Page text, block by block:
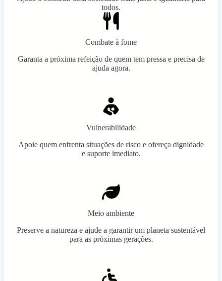
todos.
Combate à fome
Garanta a próxima refeição de quem tem pressa e precisa de
ajuda agora.
Vulnerabilidade
Apoie quem enfrenta situações de risco e ofereça dignidade
e suporte imediato.
Meio ambiente
Preserve a natureza e ajude a garantir um planeta sustentável
para as próximas gerações.